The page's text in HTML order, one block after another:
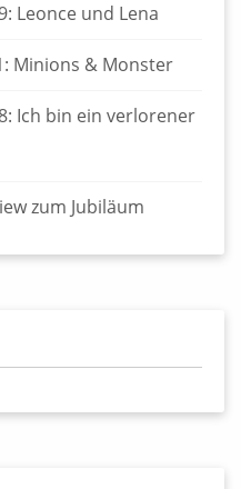
Leonce und Lena
Minions & Monster
Ich bin ein verlorener
zum Jubiläum